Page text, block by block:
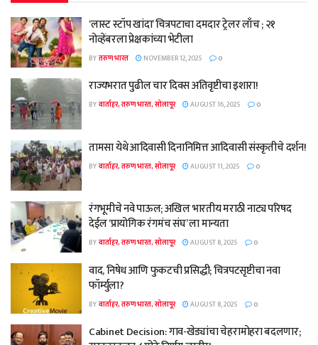
‘लास्ट स्टॉप खांदा’ चित्रपटाचा दमदार ट्रेलर लाँच ; २१
नोव्हेंबरला प्रेक्षकांच्या भेटीला
BYतरुण भारत NOVEMBER 12, 2025 0
राज्यभरात पुढील चार दिवस अतिवृष्टीचा इशारा!
BYवार्ताहर, तरुण भारत, सोलापूर AUGUST 16, 2025 0
तामसा येथे आदिवासी दिनानिमित्त आदिवासी संस्कृतीचे दर्शन!
BYवार्ताहर, तरुण भारत, सोलापूर AUGUST 11, 2025 0
रंगभूमीचे नवे पाऊल; अखिल भारतीय मराठी नाट्य परिषद
देईल ‘प्रायोगिक रंगमंच संघ’ ला मान्यता
BYवार्ताहर, तरुण भारत, सोलापूर AUGUST 8, 2025 0
वाद, निषेध आणि फुकटची प्रसिद्धी; चित्रपटसृष्टीचा नवा
फॉर्म्युला?
BYवार्ताहर, तरुण भारत, सोलापूर AUGUST 8, 2025 0
Cabinet Decision: गाव-खेड्यांचा चेहरामोहरा बदलणार;